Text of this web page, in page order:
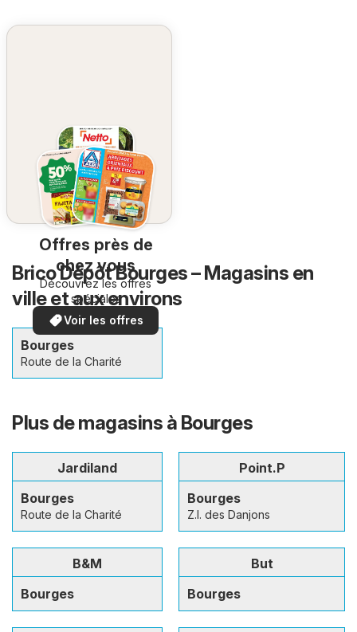
Offres près de
chez vous
Découvrez les offres
spéciales
Voir les offres
Brico Dépôt Bourges – Magasins en
ville et aux environs
Bourges
Route de la Charité
Plus de magasins à Bourges
Jardiland
Bourges
Route de la Charité
Point.P
Bourges
Z.I. des Danjons
B&M
Bourges
But
Bourges